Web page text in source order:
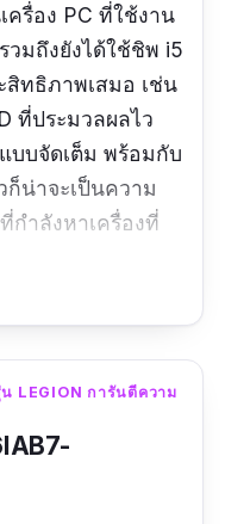
ครื่อง PC ที่ใช้งาน
วมถึงยังได้ใช้ชิพ i5
สิทธิภาพเสมอ เช่น
ที่ประมวลผลไว
บบจัดเต็ม พร้อมกับ
น่าจะเป็นความ
กำลังหาเครื่องที่
LEGION การันตีความ